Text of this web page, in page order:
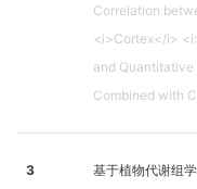
Correlation
<i>Cortex</i>
and
Combined with
3
基于植物代谢组